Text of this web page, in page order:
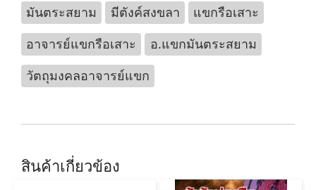
มันตระสยาม
มีตังค์สงขลา
แขกรือเสาะ
อาจารย์แขกรือเสาะ
อ.แขกมันตระสยาม
วัตถุมงคลอาจารย์แขก
สินค้าเกี่ยวข้อง